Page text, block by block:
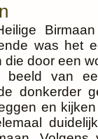
was het
die door een
beeld van
donkerder
en